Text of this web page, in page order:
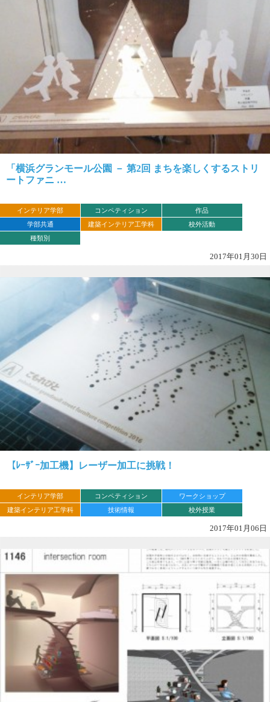
「横浜グランモール公園 － 第2回 まちを楽しくするストリ
ートファニ …
インテリア学部 コンペティション
作品
学部共通
建築インテリア工学科
校外活動
種類別
2017年01月30日
【ﾚｰｻﾞｰ加工機】レーザー加工に挑戦！
インテリア学部 コンペティション
ワークショップ
建築インテリア工学科
技術情報 校外授業
2017年01月06日